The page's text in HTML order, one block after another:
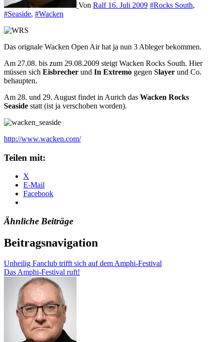
Von Ralf 16. Juli 2009 #Rocks South,
#Seaside, #Wacken
Das orignale Wacken Open Air hat ja nun 3 Ableger bekommen.
Am 27.08. bis zum 29.08.2009 steigt Wacken Rocks South. Hier
müssen sich Eisbrecher und In Extremo gegen Slayer und Co.
behaupten.
Am 28. und 29. August findet in Aurich das Wacken Rocks
Seaside statt (ist ja verschoben worden).
http://www.wacken.com/
Teilen mit:
X
E-Mail
Facebook
Ähnliche Beiträge
Beitragsnavigation
Unheilig Fanclub trifft sich auf dem Amphi-Festival
Das Amphi-Festival ruft!